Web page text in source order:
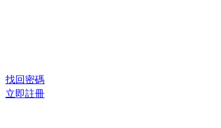
找回密碼
立即註冊